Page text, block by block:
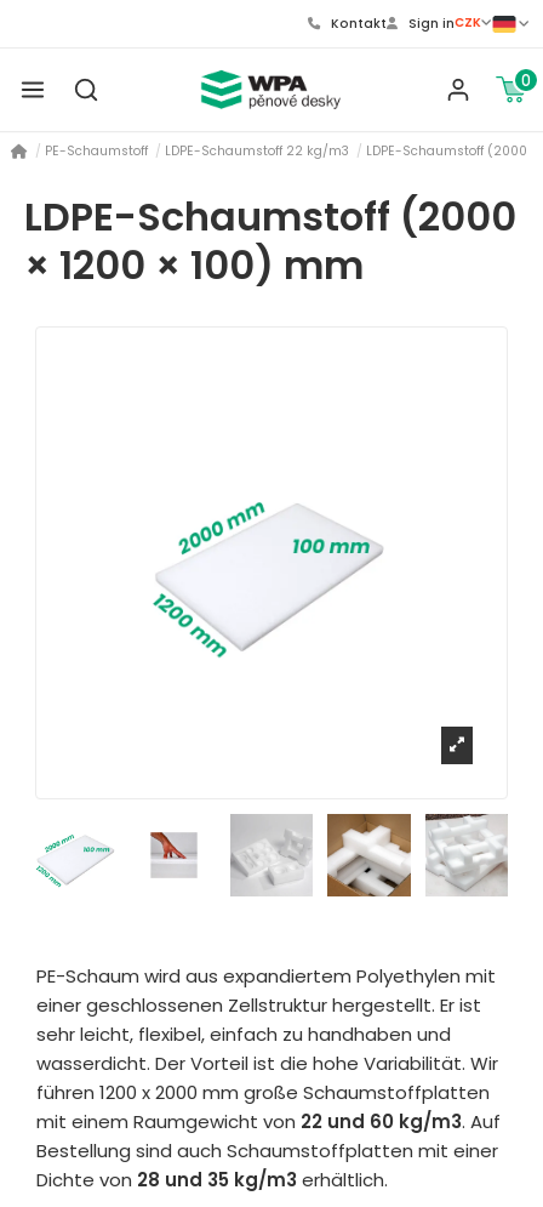
CZK
Kontakt Sign in
0
PE-Schaumstoff LDPE-Schaumstoff 22 kg/m3 LDPE-Schaumstoff (2000
LDPE-Schaumstoff (2000
× 1200 × 100) mm
PE-Schaum wird aus expandiertem Polyethylen mit
einer geschlossenen Zellstruktur hergestellt. Er ist
sehr leicht, flexibel, einfach zu handhaben und
wasserdicht. Der Vorteil ist die hohe Variabilität. Wir
führen 1200 x 2000 mm große Schaumstoffplatten
mit einem Raumgewicht von 22 und 60 kg/m3. Auf
Bestellung sind auch Schaumstoffplatten mit einer
Dichte von 28 und 35 kg/m3 erhältlich.